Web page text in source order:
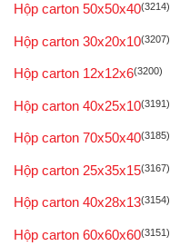
Hộp carton 50x50x40(3214)
Hộp carton 30x20x10(3207)
Hộp carton 12x12x6(3200)
Hộp carton 40x25x10(3191)
Hộp carton 70x50x40(3185)
Hộp carton 25x35x15(3167)
Hộp carton 40x28x13(3154)
Hộp carton 60x60x60(3151)